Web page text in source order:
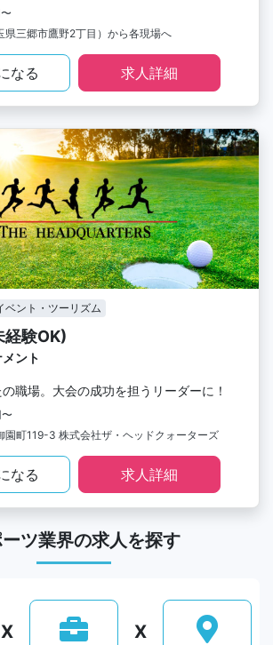
県三郷市鷹野2丁目）から各現場へ
なる 求人詳細
ベント・ツーリズム
経験OK)
ント
職場。大会の成功を担うリーダーに！
園町119-3 株式会社ザ・ヘッドクォーターズ
なる 求人詳細
ツ業界の求人を探す
X X